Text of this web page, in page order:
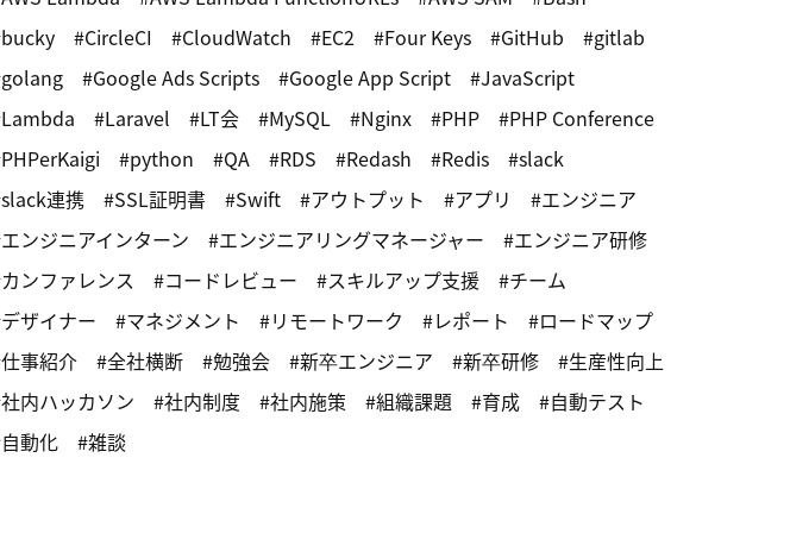
bucky
CircleCI CloudWatch EC2 Four Keys GitHub
gitlab
golang
Google Ads Scripts Google App Script
JavaScript
Lambda
Laravel LT会 MySQL Nginx PHP
PHP Conference
PHPerKaigi
python QA RDS Redash Redis
slack
slack連携
SSL証明書 Swift アウトプット アプリ
エンジニア
エンジニアインターン
エンジニアリングマネージャー
エンジニア研修
カンファレンス
コードレビュー スキルアップ支援
チーム
デザイナー
マネジメント リモートワーク レポート
ロードマップ
仕事紹介
全社横断 勉強会 新卒エンジニア 新卒研修
生産性向上
社内ハッカソン
社内制度 社内施策 組織課題 育成
自動テスト
自動化
雑談